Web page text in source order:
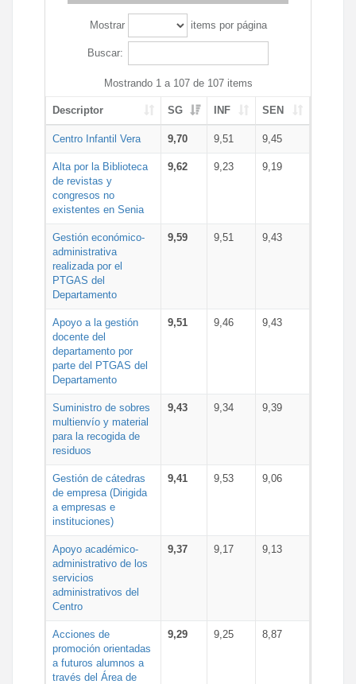
Mostrar items por página
Buscar:
Mostrando 1 a 107 de 107 items
Descriptor SG INF SEN
Centro Infantil Vera 9,70 9,51 9,45
Alta por la Biblioteca
de revistas y
congresos no
existentes en Senia
9,62 9,23 9,19
Gestión económico-
administrativa
realizada por el
PTGAS del
Departamento
9,59 9,51 9,43
Apoyo a la gestión
docente del
departamento por
parte del PTGAS del
Departamento
9,51 9,46 9,43
Suministro de sobres
multienvío y material
para la recogida de
residuos
9,43 9,34 9,39
Gestión de cátedras
de empresa (Dirigida
a empresas e
instituciones)
9,41 9,53 9,06
Apoyo académico-
administrativo de los
servicios
administrativos del
Centro
9,37 9,17 9,13
Acciones de
promoción orientadas
a futuros alumnos a
través del Área de
9,29 9,25 8,87